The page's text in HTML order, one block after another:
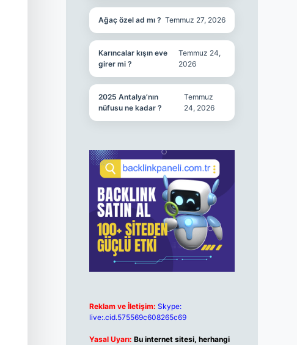
Ağaç özel ad mı ? Temmuz 27, 2026
Karıncalar kışın eve
girer mi ?
Temmuz 24,
2026
2025 Antalya’nın
nüfusu ne kadar ?
Temmuz
24, 2026
Reklam ve İletişim: Skype:
live:.cid.575569c608265c69
Yasal Uyarı: Bu internet sitesi, herhangi